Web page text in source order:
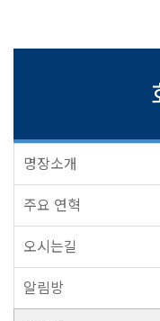
명장소개
주요 연혁
오시는길
알림방